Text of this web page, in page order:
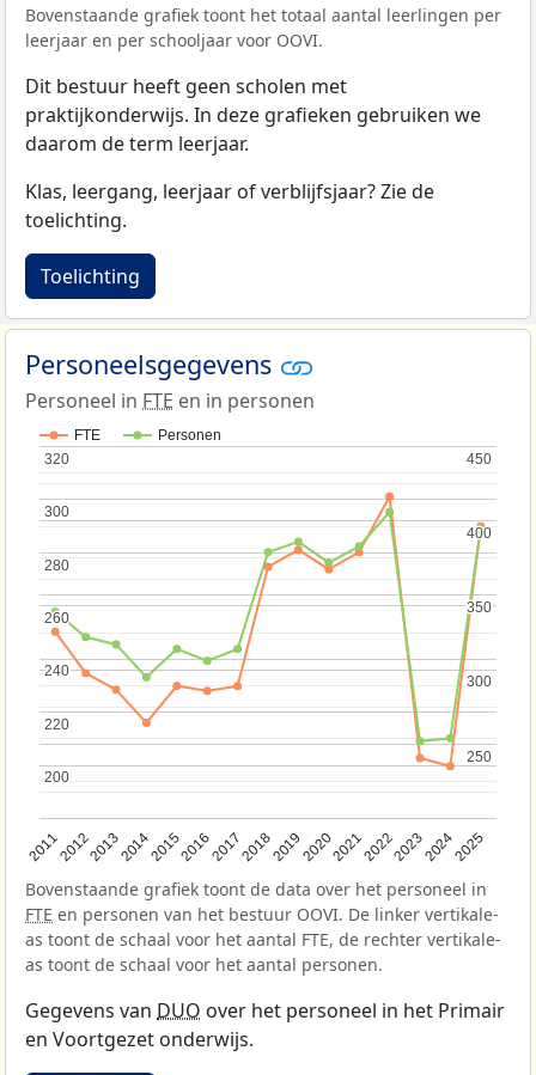
Bovenstaande grafiek toont het totaal aantal leerlingen per
leerjaar en per schooljaar voor OOVI.
Dit bestuur heeft geen scholen met
praktijkonderwijs. In deze grafieken gebruiken we
daarom de term leerjaar.
Klas, leergang, leerjaar of verblijfsjaar? Zie de
toelichting.
Toelichting
Personeelsgegevens
Personeel in FTE en in personen
FTE Personen
201120122013201420152016201720182019202020212022202320242025
200
200
220
220
240
240
260
260
280
280
300
300
320
320
250
250
300
300
350
350
400
400
450
450
Bovenstaande grafiek toont de data over het personeel in
FTE en personen van het bestuur OOVI. De linker vertikale-
as toont de schaal voor het aantal FTE, de rechter vertikale-
as toont de schaal voor het aantal personen.
Gegevens van DUO over het personeel in het Primair
en Voortgezet onderwijs.